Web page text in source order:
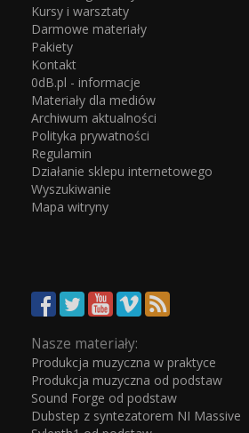
Kursy i warsztaty
Darmowe materiały
Pakiety
Kontakt
0dB.pl - informacje
Materiały dla mediów
Archiwum aktualności
Polityka prywatności
Regulamin
Działanie sklepu internetowego
Wyszukiwanie
Mapa witryny
Nasze materiały:
Produkcja muzyczna w praktyce
Produkcja muzyczna od podstaw
Sound Forge od podstaw
Dubstep z syntezatorem NI Massive